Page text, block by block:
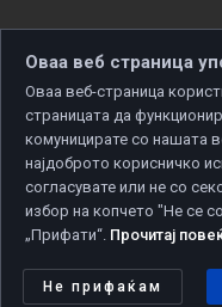
Copyright © 2026
Политика за приватност
Оваа веб страница
Оваа веб-страница
страницата да
комуницирате со нашата
најдоброто корисничко
согласувате или не со
избор на копчето "Не се
„Прифати“. Прочитај
Не прифаќам